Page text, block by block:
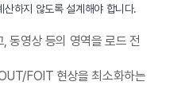
산하지 않도록 설계해야 합니다.
, 동영상 등의 영역을 로드 전
FOIT 현상을 최소화하는